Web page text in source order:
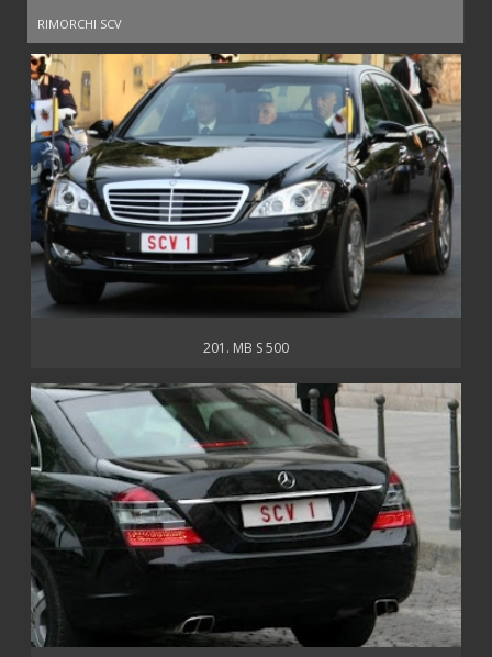
RIMORCHI SCV
201. MB S 500